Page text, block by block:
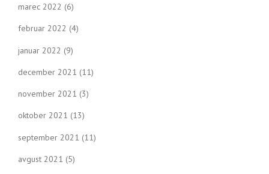
marec 2022 (6)
februar 2022 (4)
januar 2022 (9)
december 2021 (11)
november 2021 (3)
oktober 2021 (13)
september 2021 (11)
avgust 2021 (5)